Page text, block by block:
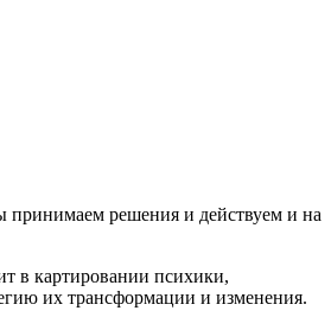
принимаем решения и действуем и на
в картировании психики,
их трансформации и изменения.